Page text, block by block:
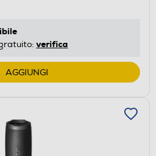
verifica
AGGIUNGI